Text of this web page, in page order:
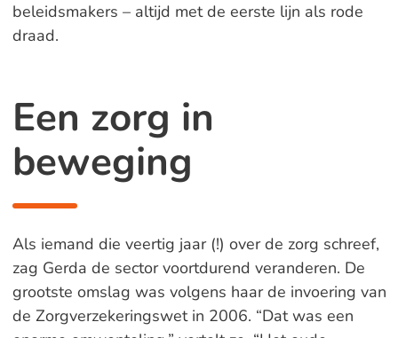
beleidsmakers – altijd met de eerste lijn als rode
draad.
Een zorg in
beweging
Als iemand die veertig jaar (!) over de zorg schreef,
zag Gerda de sector voortdurend veranderen. De
grootste omslag was volgens haar de invoering van
de Zorgverzekeringswet in 2006. “Dat was een